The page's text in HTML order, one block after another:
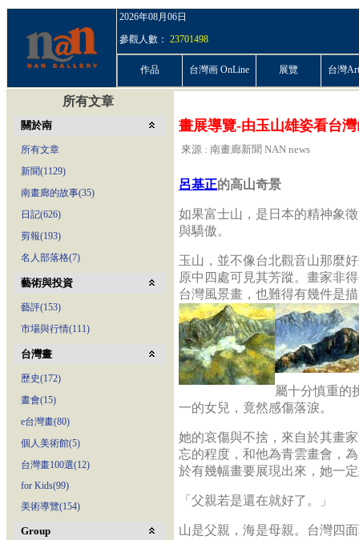
2026年08月06日
參觀人數： 23701498
作品 台灣画 OnLine 展覽 台灣
所有文章
關於南
所有文章
新聞(1129)
南畫廊的故事(35)
日記(626)
剪報(193)
名人部落格(7)
藝術與投資
藝評(153)
市場與行情(111)
台灣畫
歷史(172)
畫會(15)
e台灣畫(80)
個人美術館(5)
台灣畫100選(12)
for Kids(99)
美術導覽(154)
Group
畫展導覽-由玉山雄姿看台
來源 : 南畫廊新聞 NAN news
呂基正的高山奇景
如果富士山，是日本的精神象
與驕傲。
玉山，並不像台北觀音山那麼
原中四處可見其芳蹤。畫家非
台灣風景畫，也難得有幾件是
屬十分慎重的
一的女兒，竟然感傷落淚。
她的哀傷與不捨，來自於其畫
忘的程度，和他為青雲畫會，
於有幾幅畫要展現出來，她一
「父親若是還在就好了。」
山是父親，海是母親。台灣四